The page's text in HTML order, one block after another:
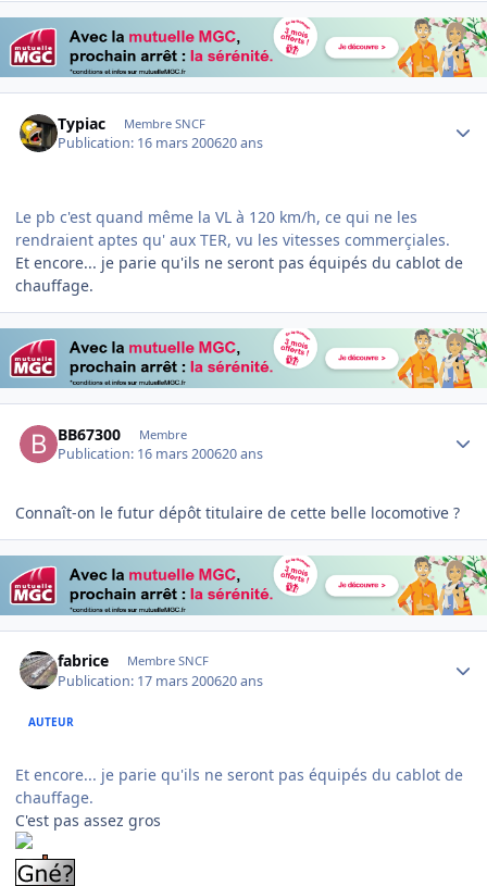
Typiac Membre SNCF
Publication: 16 mars 200620 ans
Le pb c'est quand même la VL à 120 km/h, ce qui ne les
rendraient aptes qu' aux TER, vu les vitesses commerçiales.
Et encore... je parie qu'ils ne seront pas équipés du cablot de
chauffage.
BB67300 Membre
Publication: 16 mars 200620 ans
Connaît-on le futur dépôt titulaire de cette belle locomotive ?
fabrice Membre SNCF
Publication: 17 mars 200620 ans
AUTEUR
Et encore... je parie qu'ils ne seront pas équipés du cablot de
chauffage.
C'est pas assez gros